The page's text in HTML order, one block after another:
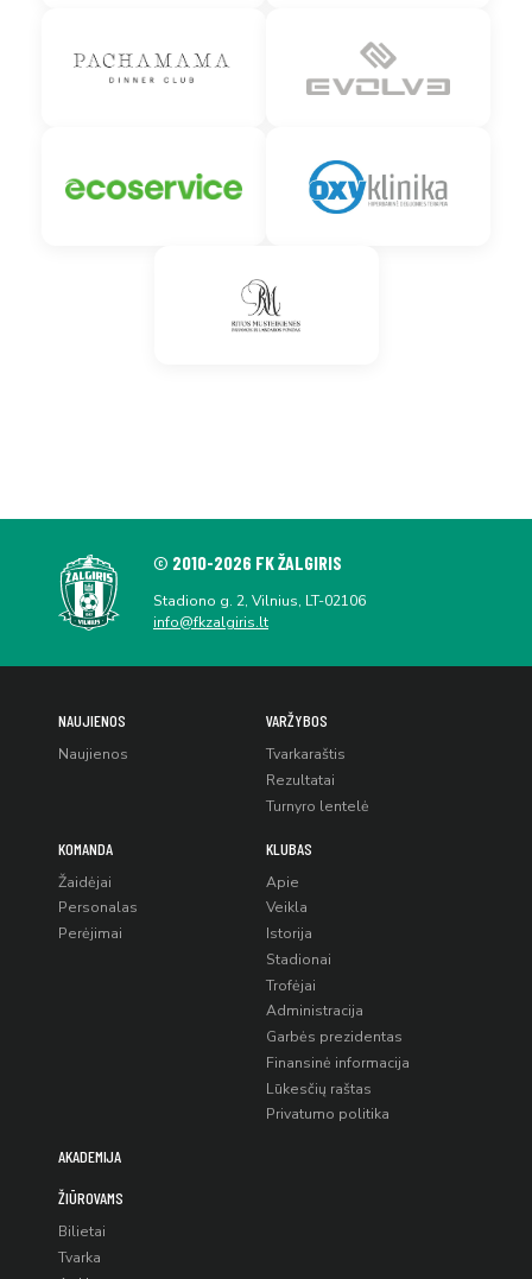
© 2010-2026 FK ŽALGIRIS
Stadiono g. 2, Vilnius, LT-02106
info@fkzalgiris.lt
NAUJIENOS
Naujienos
VARŽYBOS
Tvarkaraštis
Rezultatai
Turnyro lentelė
KOMANDA
Žaidėjai
Personalas
Perėjimai
KLUBAS
Apie
Veikla
Istorija
Stadionai
Trofėjai
Administracija
Garbės prezidentas
Finansinė informacija
Lūkesčių raštas
Privatumo politika
AKADEMIJA
ŽIŪROVAMS
Bilietai
Tvarka